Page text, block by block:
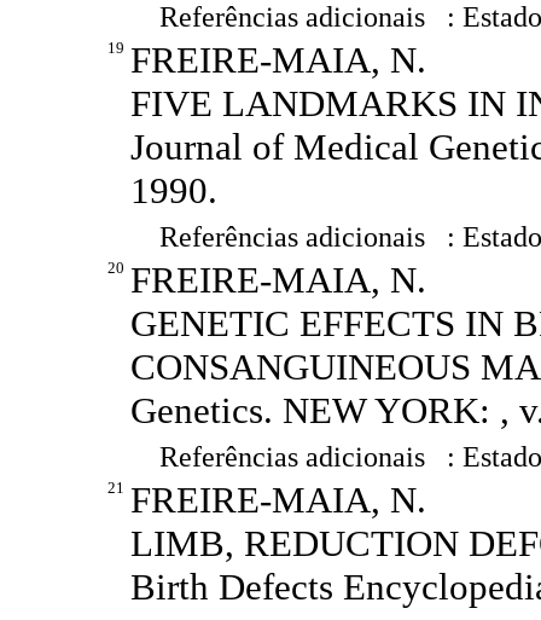
Referências adicionais :
19 FREIRE-MAIA, N.
FIVE LANDMARKS IN
Journal of Medical
1990.
Referências adicionais :
20 FREIRE-MAIA, N.
GENETIC EFFECTS IN
CONSANGUINEOUS
Genetics. NEW YORK: ,
Referências adicionais :
21 FREIRE-MAIA, N.
LIMB, REDUCTION
Birth Defects